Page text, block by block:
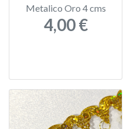
Metalico Oro 4 cms
4,00 €